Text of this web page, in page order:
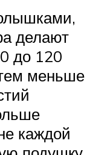
делают
до 120
меньше
каждой